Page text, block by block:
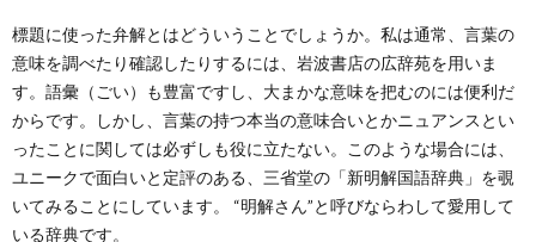
を
創
る
根
治
会
社
標題に使った弁解とはどういうことでしょうか。私は通常、言葉の
意味を調べたり確認したりするには、岩波書店の広辞苑を用いま
す。語彙（ごい）も豊富ですし、大まかな意味を把むのには便利だ
からです。しかし、言葉の持つ本当の意味合いとかニュアンスとい
ったことに関しては必ずしも役に立たない。このような場合には、
ユニークで面白いと定評のある、三省堂の「新明解国語辞典」を覗
いてみることにしています。 “明解さん”と呼びならわして愛用して
いる辞典です。